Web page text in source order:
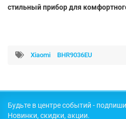
стильный прибор для
Xiaomi BHR9036EU
Будьте в центре событий -
Новинки, скидки, акции.